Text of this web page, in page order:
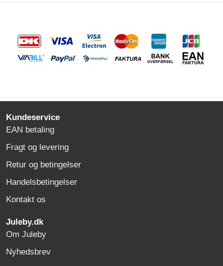
Kundeservice
EAN betaling
Fragt og levering
Retur og betingelser
Handelsbetingelser
Kontakt os
Juleby.dk
Om Juleby
Nyhedsbrev